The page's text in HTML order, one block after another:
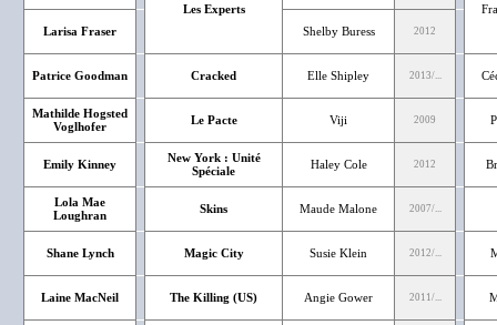
Les Experts
Larisa Fraser
Shelby Buress 2012
Patrice Goodman Cracked Elle Shipley 2013/...
Mathilde Hogsted
Voglhofer
Le Pacte Viji 2009
Emily Kinney
New York : Unité
Spéciale
Haley Cole 2012
Lola Mae
Loughran
Skins Maude Malone 2007/...
Shane Lynch Magic City Susie Klein 2012/...
Laine MacNeil The Killing (US) Angie Gower 2011/...